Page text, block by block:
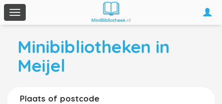
Toggle
navigation
Minibibliotheken in
Meijel
Plaats of postcode